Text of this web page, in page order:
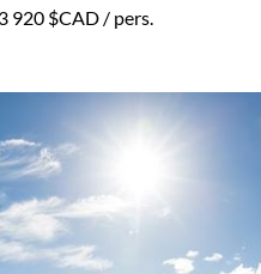
920 $CAD / pers.